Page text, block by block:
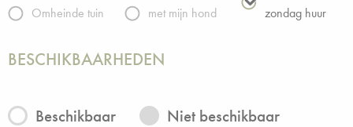
Omheinde tuin
met mijn hond
zondag huur
BESCHIKBAARHEDEN
Beschikbaar Niet beschikbaar